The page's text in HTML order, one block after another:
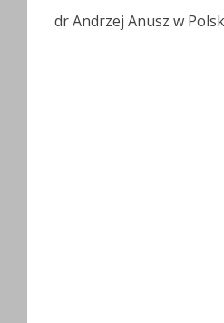
dr Andrzej Anusz w